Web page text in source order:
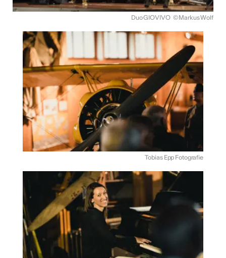
Duo GIOVIVO © Markus Wolf
Tobias Epp Fotografie